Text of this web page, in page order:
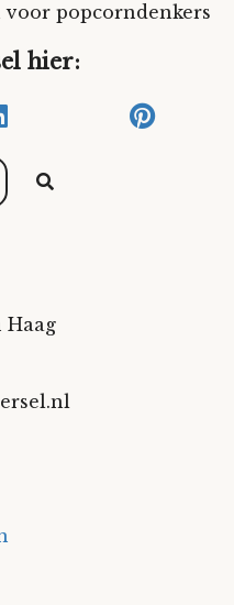
popcorndenkers
hier: